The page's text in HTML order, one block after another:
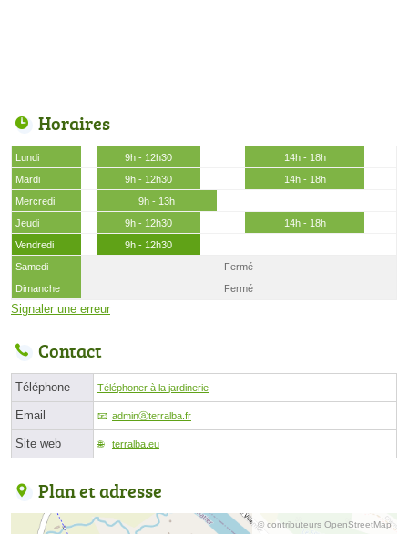
Horaires
Lundi 9h - 12h30
14h - 18h
Mardi
9h - 12h30
14h - 18h
Mercredi
9h - 13h
Jeudi
9h - 12h30
14h - 18h
Vendredi
9h - 12h30
Samedi
Fermé
Dimanche
Fermé
Signaler une erreur
Contact
Téléphone Téléphoner à la jardinerie
Email adminⓐterralba.fr
Site web terralba.eu
Plan et adresse
© contributeurs OpenStreetMap